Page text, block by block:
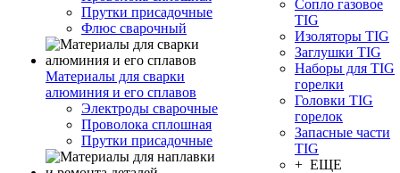
Прутки присадочные
Флюс сварочный
Материалы для сварки
алюминия и его сплавов
Электроды сварочные
Проволока сплошная
Прутки присадочные
Сопло газовое
TIG
Изоляторы TIG
Заглушки TIG
Наборы для TIG
горелки
Головки TIG
горелок
Запасные части
TIG
+ ЕЩЕ